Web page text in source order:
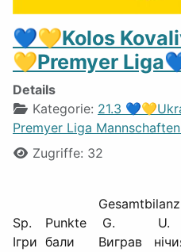
💙💛Kolos
💛Premyer
Details
Kategorie: 21.3
Premyer Liga
Zugriffe: 32
Gesamtbilanz
Sp.
Punkte G. U.
Ігри бали Виграв